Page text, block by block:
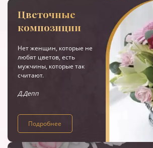
Цветочные
композиции
Нет женщин, которые не
любят цветов, есть
мужчины, которые так
считают.
Д.Депп
Подробнее